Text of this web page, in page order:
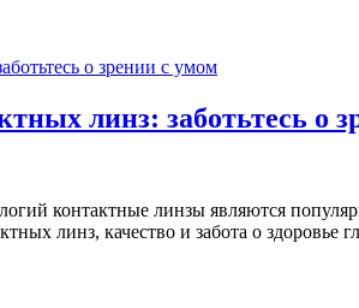
линз: заботьтесь о
контактные линзы являются
линз, качество и забота о здоровье